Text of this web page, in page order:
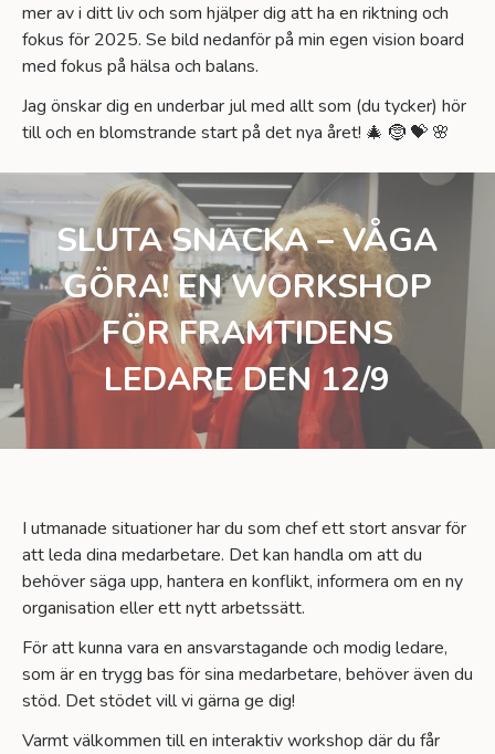
mer av i ditt liv och som hjälper dig att ha en riktning och
fokus för 2025. Se bild nedanför på min egen vision board
med fokus på hälsa och balans.
Jag önskar dig en underbar jul med allt som (du tycker) hör
till och en blomstrande start på det nya året! 🎄 🤶 💝 🌸
SLUTA SNACKA – VÅGA
GÖRA! EN WORKSHOP
FÖR FRAMTIDENS
LEDARE DEN 12/9
I utmanade situationer har du som chef ett stort ansvar för
att leda dina medarbetare. Det kan handla om att du
behöver säga upp, hantera en konflikt, informera om en ny
organisation eller ett nytt arbetssätt.
För att kunna vara en ansvarstagande och modig ledare,
som är en trygg bas för sina medarbetare, behöver även du
stöd. Det stödet vill vi gärna ge dig!
Varmt välkommen till en interaktiv workshop där du får